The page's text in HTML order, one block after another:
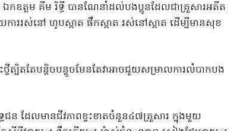
កឧត្តម គីម រិទ្ធី បានណែនាំដល់បងប្អូនដែលជាគ្រួសារអតីត
ាររស់នៅ ហូបស្អាត ផឹកស្អាត រស់នៅស្អាត ដើម្បីមានសុខ
បិតតែបន្តិចបន្តួចមែនតែវាអាចជួយសម្រាលការលំបាកបង
ដែលមានជីវភាពខ្វះខាតចំនួន៤៧គ្រួសារ ក្នុងមួយ